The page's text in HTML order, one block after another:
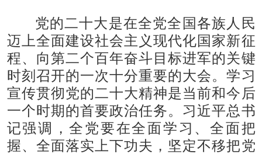
党的二十大是在全党全国各族人民
迈上全面建设社会主义现代化国家新征
程、向第二个百年奋斗目标进军的关键
时刻召开的一次十分重要的大会。学习
宣传贯彻党的二十大精神是当前和今后
一个时期的首要政治任务。习近平总书
记强调，全党要在全面学习、全面把
握、全面落实上下功夫，坚定不移把党